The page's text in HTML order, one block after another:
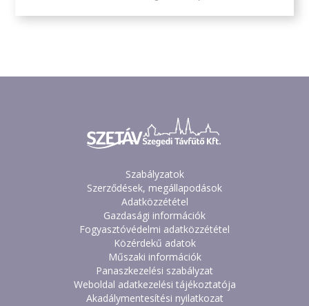
Szabályzatok
Szerződések, megállapodások
Adatközzététel
Gazdasági információk
Fogyasztóvédelmi adatközzététel
Közérdekű adatok
Műszaki információk
Panaszkezelési szabályzat
Weboldal adatkezelési tájékoztatója
Akadálymentesítési nyilatkozat